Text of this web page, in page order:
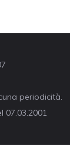
periodicità.